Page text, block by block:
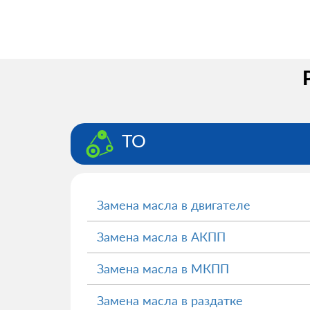
ТО
Замена масла в двигателе
Замена масла в АКПП
Замена масла в МКПП
Замена масла в раздатке